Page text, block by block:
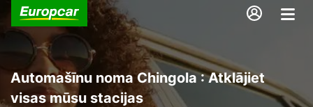
Automašīnu noma Chingola : Atklājiet
visas mūsu stacijas